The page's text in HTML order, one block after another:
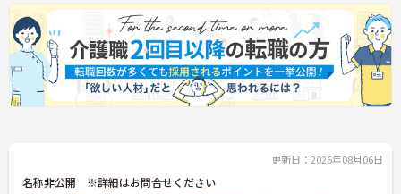
更新日：2026年08月06日
名称非公開 ※詳細はお問合せください